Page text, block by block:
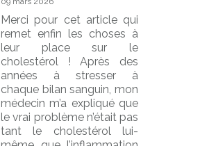
Merci pour cet article qui
remet enfin les choses à
leur place sur le
cholestérol ! Après des
années à stresser à
chaque bilan sanguin, mon
médecin m’a expliqué que
le vrai problème n’était pas
tant le cholestérol lui-